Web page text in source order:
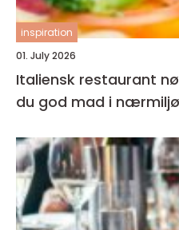
inspiration
01. July 2026
Italiensk restaurant nørre
du god mad i